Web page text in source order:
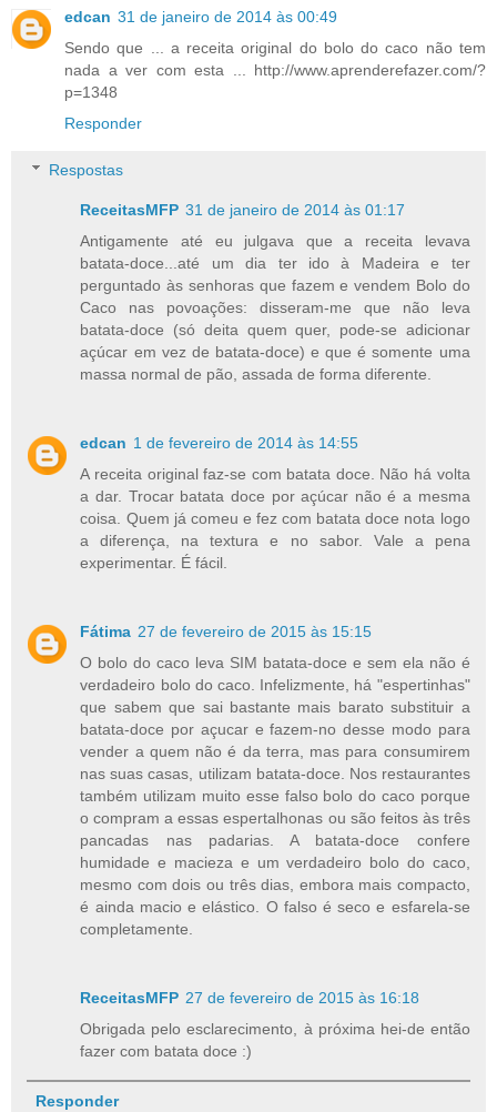
edcan 31 de janeiro de 2014 às 00:49
Sendo que ... a receita original do bolo do caco não tem
nada a ver com esta ... http://www.aprenderefazer.com/?
p=1348
Responder
Respostas
ReceitasMFP 31 de janeiro de 2014 às 01:17
Antigamente até eu julgava que a receita levava
batata-doce...até um dia ter ido à Madeira e ter
perguntado às senhoras que fazem e vendem Bolo do
Caco nas povoações: disseram-me que não leva
batata-doce (só deita quem quer, pode-se adicionar
açúcar em vez de batata-doce) e que é somente uma
massa normal de pão, assada de forma diferente.
edcan 1 de fevereiro de 2014 às 14:55
A receita original faz-se com batata doce. Não há volta
a dar. Trocar batata doce por açúcar não é a mesma
coisa. Quem já comeu e fez com batata doce nota logo
a diferença, na textura e no sabor. Vale a pena
experimentar. É fácil.
Fátima 27 de fevereiro de 2015 às 15:15
O bolo do caco leva SIM batata-doce e sem ela não é
verdadeiro bolo do caco. Infelizmente, há "espertinhas"
que sabem que sai bastante mais barato substituir a
batata-doce por açucar e fazem-no desse modo para
vender a quem não é da terra, mas para consumirem
nas suas casas, utilizam batata-doce. Nos restaurantes
também utilizam muito esse falso bolo do caco porque
o compram a essas espertalhonas ou são feitos às três
pancadas nas padarias. A batata-doce confere
humidade e macieza e um verdadeiro bolo do caco,
mesmo com dois ou três dias, embora mais compacto,
é ainda macio e elástico. O falso é seco e esfarela-se
completamente.
ReceitasMFP 27 de fevereiro de 2015 às 16:18
Obrigada pelo esclarecimento, à próxima hei-de então
fazer com batata doce :)
Responder